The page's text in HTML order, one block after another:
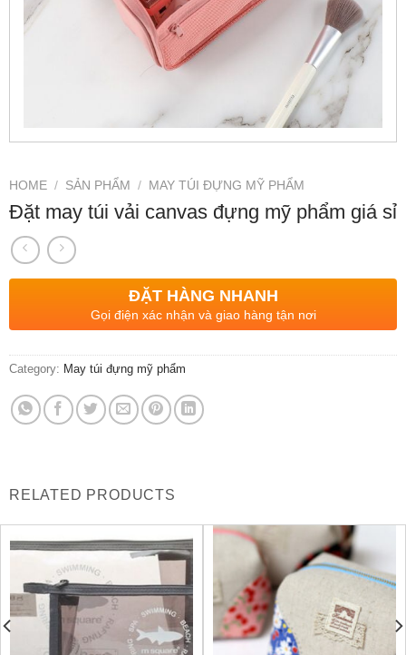
HOME / SẢN PHẨM / MAY TÚI ĐỰNG MỸ PHẨM
Đặt may túi vải canvas đựng mỹ phẩm giá sỉ
ĐẶT HÀNG NHANH
Gọi điện xác nhận và giao hàng tận nơi
Category: May túi đựng mỹ phẩm
RELATED PRODUCTS